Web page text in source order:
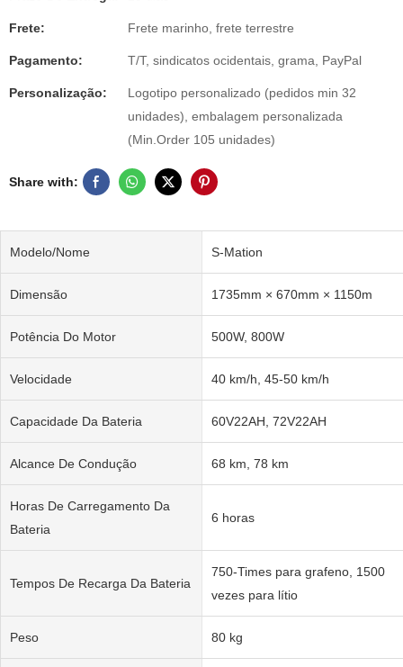
Frete: Frete marinho, frete terrestre
Pagamento: T/T, sindicatos ocidentais, grama, PayPal
Personalização:
Logotipo personalizado (pedidos min 32
unidades), embalagem personalizada
(Min.Order 105 unidades)
Share with:
Modelo/Nome S-Mation
Dimensão 1735mm × 670mm × 1150m
Potência Do Motor 500W, 800W
Velocidade 40 km/h, 45-50 km/h
Capacidade Da Bateria 60V22AH, 72V22AH
Alcance De Condução 68 km, 78 km
Horas De Carregamento Da
Bateria
6 horas
Tempos De Recarga Da Bateria
750-Times para grafeno, 1500
vezes para lítio
Peso 80 kg